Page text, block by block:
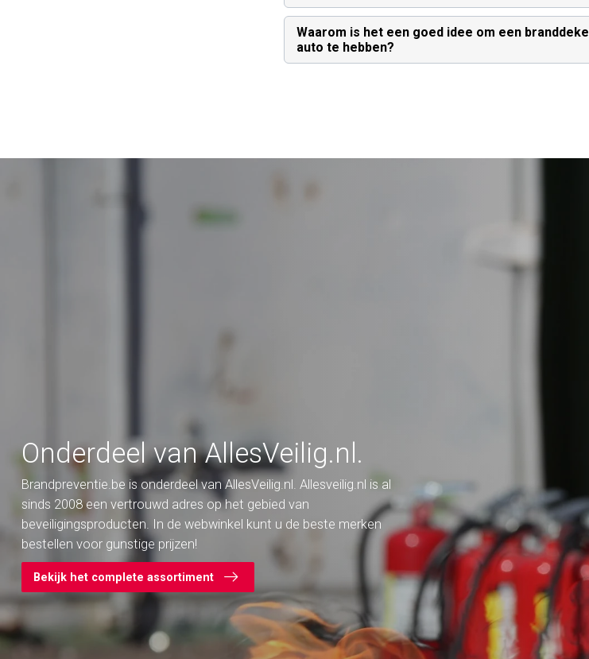
Waarom is het een goed idee om een
auto te hebben?
Onderdeel van AllesVeilig.nl.
Brandpreventie.be is onderdeel van AllesVeilig.nl. Allesveilig.nl is al
sinds 2008 een vertrouwd adres op het gebied van
beveiligingsproducten. In de webwinkel kunt u de beste merken
bestellen voor gunstige prijzen!
Bekijk het complete assortiment